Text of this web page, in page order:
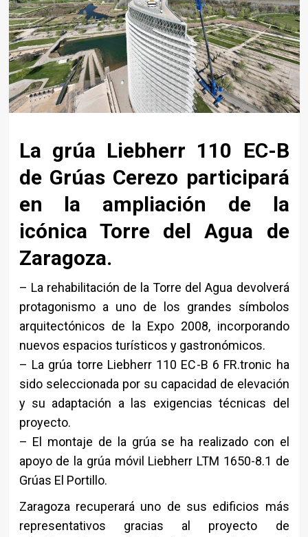
La grúa Liebherr 110 EC-B
de Grúas Cerezo participará
en la ampliación de la
icónica Torre del Agua de
Zaragoza.
– La rehabilitación de la Torre del Agua devolverá
protagonismo a uno de los grandes símbolos
arquitectónicos de la Expo 2008, incorporando
nuevos espacios turísticos y gastronómicos.
– La grúa torre Liebherr 110 EC-B 6 FR.tronic ha
sido seleccionada por su capacidad de elevación
y su adaptación a las exigencias técnicas del
proyecto.
– El montaje de la grúa se ha realizado con el
apoyo de la grúa móvil Liebherr LTM 1650-8.1 de
Grúas El Portillo.
Zaragoza recuperará uno de sus edificios más
representativos gracias al proyecto de